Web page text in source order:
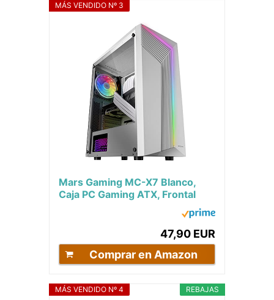
MÁS VENDIDO Nº 3
Mars Gaming MC-X7 Blanco,
Caja PC Gaming ATX, Frontal
47,90 EUR
Comprar en Amazon
REBAJAS
MÁS VENDIDO Nº 4